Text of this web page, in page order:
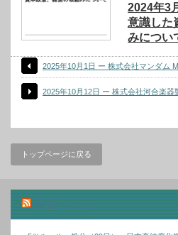
2024年3
意識した
みについ
2025年10月1日 ー 株式会社マンダム
2025年10月12日 ー 株式会社河合楽器
トップページに戻る
関連ニュース